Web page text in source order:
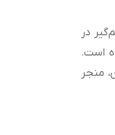
در
است.
منجر